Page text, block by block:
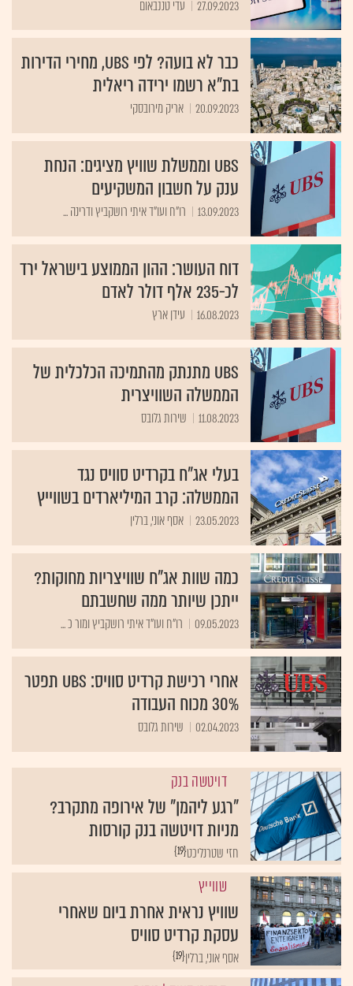
בת"א רשמו ירידה ריאלית
20.09.2023 אריק מירובסקי
ענק על חשבון המשקיעים
13.09.2023 רו"ח ועו"ד איתי רושקביץ ודרינה ...
לכ-235 אלף דולר לאדם
16.08.2023 עידן ארץ
הממשלה השוויצרית
11.08.2023 שירות גלובס
הממשלה: קרב המיליארדים בשווייץ
23.05.2023 אסף אוני, ברלין
ייתכן שיותר ממה שחשבתם
09.05.2023 רו"ח ועו"ד איתי רושקביץ ומור כ ...
30% מכוח העבודה
02.04.2023 שירות גלובס
"רגע ליהמן" של אירופה מתקרב?
מניות דויטשה בנק קורסות
{19}חזי שטרנליכט
שוויץ נראית אחרת ביום שאחרי
עסקת קרדיט סוויס
{19} אסף אוני, ברלין